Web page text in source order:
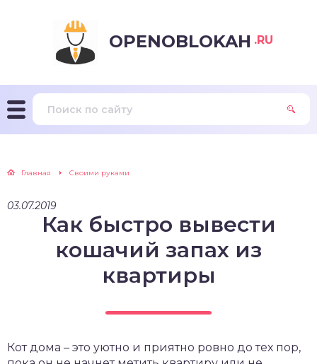
OPENOBLOKAH .RU
Главная Своими руками
03.07.2019
Как быстро вывести
кошачий запах из
квартиры
Кот дома – это уютно и приятно ровно до тех пор,